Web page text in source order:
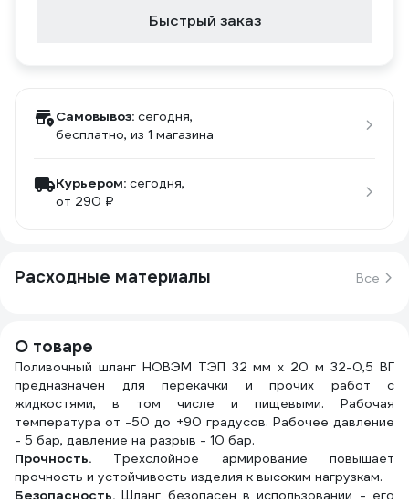
Быстрый заказ
Самовывоз: сегодня,
бесплатно, из 1 магазина
Курьером: сегодня,
от 290 ₽
Расходные материалы Все
О товаре
Поливочный шланг НОВЭМ ТЭП 32 мм х 20 м 32-0,5 ВГ
предназначен для перекачки и прочих работ с
жидкостями, в том числе и пищевыми. Рабочая
температура от -50 до +90 градусов. Рабочее давление
- 5 бар, давление на разрыв - 10 бар.
Прочность. Трехслойное армирование повышает
прочность и устойчивость изделия к высоким нагрузкам.
Безопасность. Шланг безопасен в использовании - его